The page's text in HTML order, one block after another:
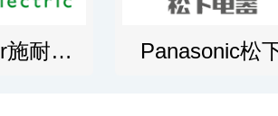
Schneider施耐德电气 Panasonic松